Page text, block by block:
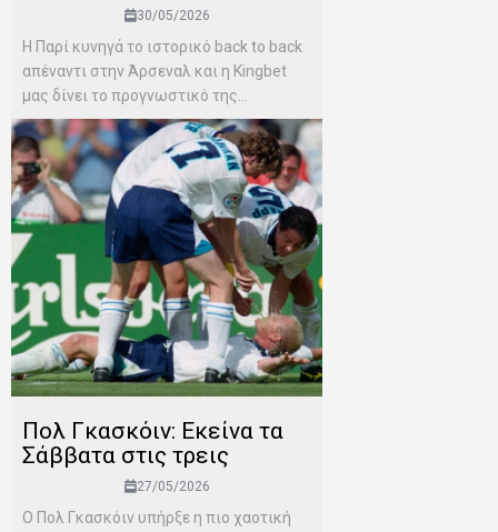
30/05/2026
Η Παρί κυνηγά το ιστορικό back to back
απέναντι στην Άρσεναλ και η Kingbet
μας δίνει το προγνωστικό της...
Πολ Γκασκόιν: Εκείνα τα
Σάββατα στις τρεις
27/05/2026
Ο Πολ Γκασκόιν υπήρξε η πιο χαοτική